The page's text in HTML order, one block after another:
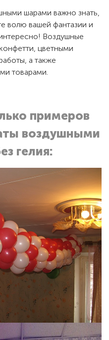
шарами важно знать,
волю вашей фантазии и
Воздушные
цветными
а также
товарами.
примеров
воздушными
гелия: